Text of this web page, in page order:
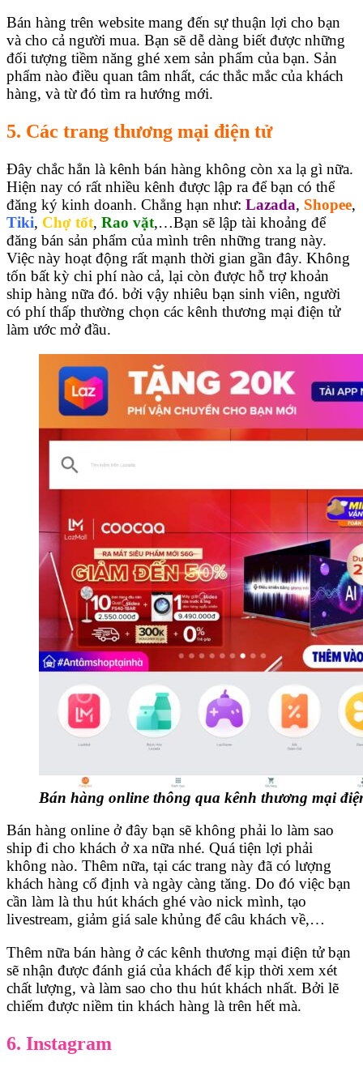
Bán hàng trên website mang đến sự thuận lợi cho bạn
và cho cả người mua. Bạn sẽ dễ dàng biết được những
đối tượng tiềm năng ghé xem sản phẩm của bạn. Sản
phẩm nào điều quan tâm nhất, các thắc mắc của khách
hàng, và từ đó tìm ra hướng mới.
5. Các trang thương mại điện tử
Đây chắc hẳn là kênh bán hàng không còn xa lạ gì nữa.
Hiện nay có rất nhiều kênh được lập ra để bạn có thể
đăng ký kinh doanh. Chẳng hạn như: Lazada, Shopee,
Tiki, Chợ tốt, Rao vặt,…Bạn sẽ lập tài khoảng để
đăng bán sản phẩm của mình trên những trang này.
Việc này hoạt động rất mạnh thời gian gần đây. Không
tốn bất kỳ chi phí nào cả, lại còn được hỗ trợ khoản
ship hàng nữa đó. bởi vậy nhiêu bạn sinh viên, người
có phí thấp thường chọn các kênh thương mại điện tử
làm ước mở đầu.
Bán hàng online thông qua kênh thương mại
Bán hàng online ở đây bạn sẽ không phải lo làm sao
ship đi cho khách ở xa nữa nhé. Quá tiện lợi phải
không nào. Thêm nữa, tại các trang này đã có lượng
khách hàng cố định và ngày càng tăng. Do đó việc bạn
cần làm là thu hút khách ghé vào nick mình, tạo
livestream, giảm giá sale khủng để câu khách về,…
Thêm nữa bán hàng ở các kênh thương mại điện tử bạn
sẽ nhận được đánh giá của khách để kịp thời xem xét
chất lượng, và làm sao cho thu hút khách nhất. Bởi lẽ
chiếm được niềm tin khách hàng là trên hết mà.
6. Instagram